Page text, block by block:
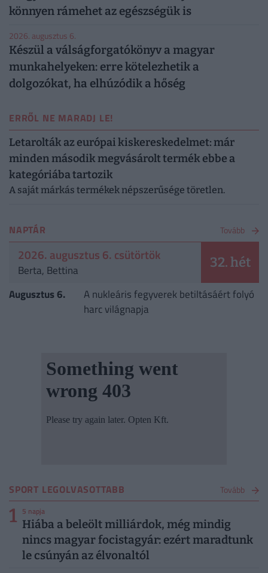
könnyen rámehet az egészségük is
2026. augusztus 6.
Készül a válságforgatókönyv a magyar
munkahelyeken: erre kötelezhetik a
dolgozókat, ha elhúzódik a hőség
ERRŐL NE MARADJ LE!
Letarolták az európai kiskereskedelmet: már
minden második megvásárolt termék ebbe a
kategóriába tartozik
A saját márkás termékek népszerűsége töretlen.
NAPTÁR Tovább
2026. augusztus 6. csütörtök
Berta, Bettina 32. hét
Augusztus 6.
A nukleáris fegyverek betiltásáért folyó
harc világnapja
SPORT LEGOLVASOTTABB Tovább
1 5 napja
Hiába a beleölt milliárdok, még mindig
nincs magyar focistagyár: ezért maradtunk
le csúnyán az élvonaltól